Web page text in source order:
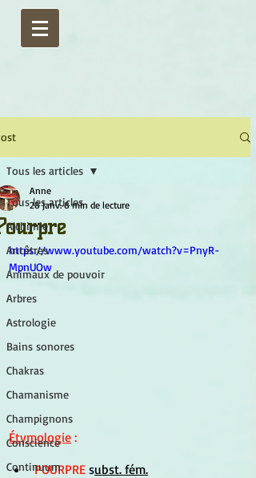
Tous les articles
Alchimie
Ancêtres
Animaux de pouvoir
Arbres
Astrologie
Bains sonores
Chakras
Chamanisme
Champignons
Conscience
Continuum
Tous les articles
Anne
28 janv. 8 min de lecture
https://www.youtube.com/watch?v=PnyR-
MpnUOw
Étymologie :
POURPRE subst. fém.